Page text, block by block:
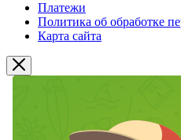
Платежи
Политика об обработке
Карта сайта